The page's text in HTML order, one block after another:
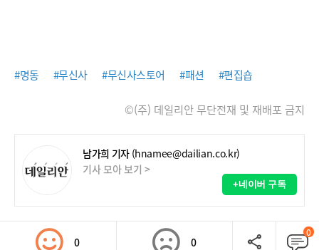
#명동 #무신사 #무신사스토어 #패션 #편집숍
©(주) 데일리안 무단전재 및 재배포 금지
남가희 기자 (hnamee@dailian.co.kr)
기사 모아 보기 >
+네이버 구독
0 0
0